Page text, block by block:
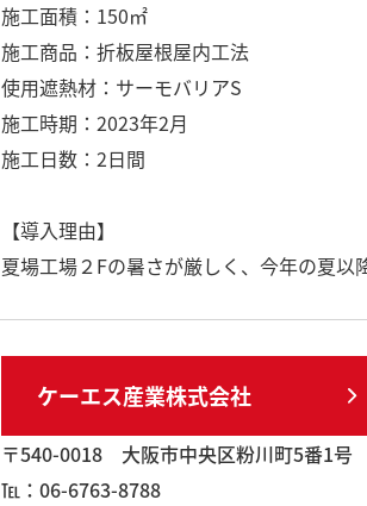
施工面積：150㎡
施工商品：折板屋根屋内工法
使用遮熱材：サーモバリアS
施工時期：2023年2月
施工日数：2日間
【導入理由】
夏場工場２Fの暑さが厳しく、今年の夏以
ケーエス産業株式会社
〒540-0018 大阪市中央区粉川町5番1号
℡：06-6763-8788